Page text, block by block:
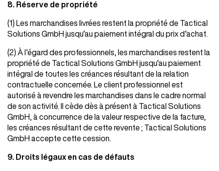
8. Réserve de propriété
(1) Les marchandises livrées restent la propriété de Tactical
Solutions GmbH jusqu’au paiement intégral du prix d’achat.
(2) À l’égard des professionnels, les marchandises restent la
propriété de Tactical Solutions GmbH jusqu’au paiement
intégral de toutes les créances résultant de la relation
contractuelle concernée. Le client professionnel est
autorisé à revendre les marchandises dans le cadre normal
de son activité. Il cède dès à présent à Tactical Solutions
GmbH, à concurrence de la valeur respective de la facture,
les créances résultant de cette revente ; Tactical Solutions
GmbH accepte cette cession.
9. Droits légaux en cas de défauts